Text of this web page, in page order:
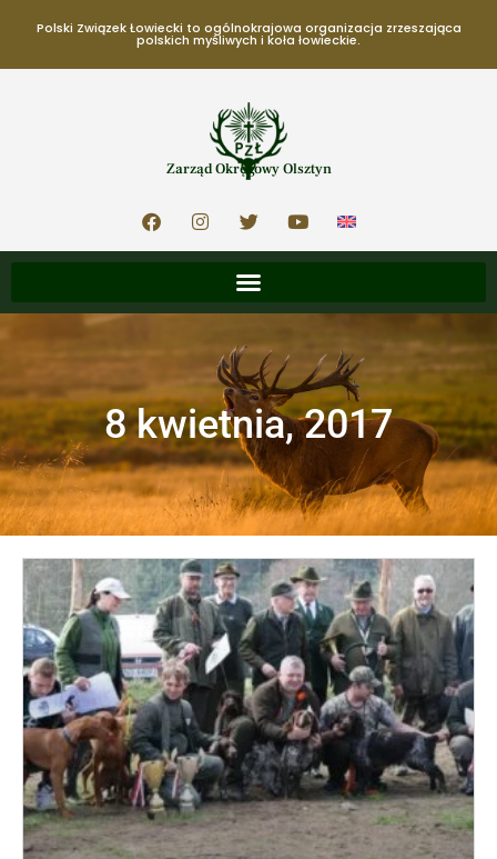
Polski Związek Łowiecki to ogólnokrajowa organizacja zrzeszająca
polskich myśliwych i koła łowieckie.
Zarząd Okręgowy Olsztyn
8 kwietnia, 2017